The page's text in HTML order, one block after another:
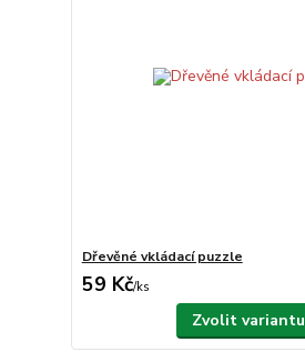
Dřevěné vkládací puzzle
59 Kč/ks
Zvolit variantu